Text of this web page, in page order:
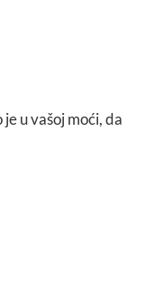
u vašoj moći, da